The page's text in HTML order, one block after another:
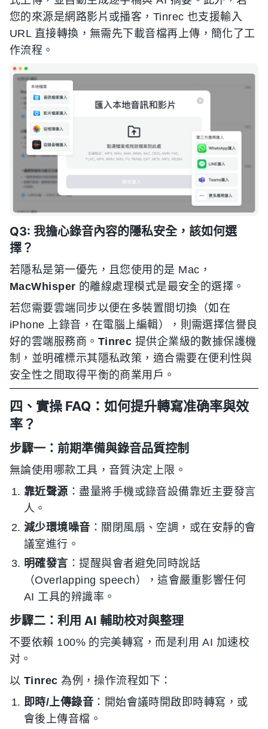
您的來源是網路影片或播客，Tinrec 也支援輸入
URL 直接轉換，無需先下載音檔再上傳，簡化了工
作流程。
Q3: 我擔心錄音內容的隱私安全，該如何選
擇？
若隱私是第一優先，且您使用的是 Mac，
MacWhisper 的離線處理模式是最安全的選擇。
若您需要雲端同步以便在多裝置間切換（如在
iPhone 上錄音，在電腦上編輯），則需選擇信譽良
好的雲端服務商。 Tinrec 提供企業級的數據保護機
制，並明確標示其隱私政策，適合需要在便利性與
安全性之間取得平衡的商業用戶。
四、實操 FAQ：如何提升轉寫准确率與效
率？
步驟一：前期準備與錄音品質控制
無論使用哪款工具，音質決定上限。
靠近聲源 ：盡量將手機或錄音設備靠近主要發言
人。
減少環境噪音 ：關閉風扇、空調，或在安靜的會
議室進行。
明確發言 ：提醒與會者避免同時說話
（Overlapping speech），這會嚴重影響任何
AI 工具的辨識率。
步驟二：利用 AI 輔助校对與整理
不要依賴 100% 的完美轉寫，而是利用 AI 加速校
对。
以 Tinrec 為例，操作流程如下：
即時/上傳錄音 ：開始會議時開啟即時轉寫，或
會後上傳音檔。